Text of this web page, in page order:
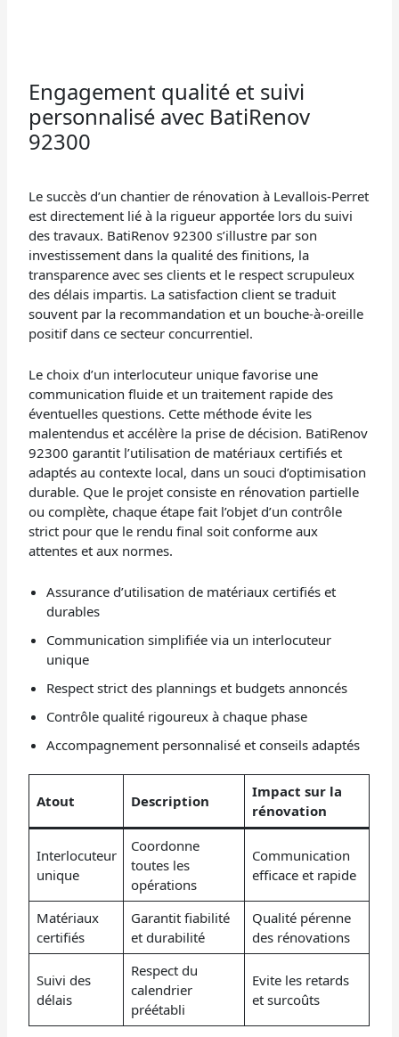
Engagement qualité et suivi
personnalisé avec BatiRenov
92300
Le succès d’un chantier de rénovation à Levallois-Perret
est directement lié à la rigueur apportée lors du suivi
des travaux. BatiRenov 92300 s’illustre par son
investissement dans la qualité des finitions, la
transparence avec ses clients et le respect scrupuleux
des délais impartis. La satisfaction client se traduit
souvent par la recommandation et un bouche-à-oreille
positif dans ce secteur concurrentiel.
Le choix d’un interlocuteur unique favorise une
communication fluide et un traitement rapide des
éventuelles questions. Cette méthode évite les
malentendus et accélère la prise de décision. BatiRenov
92300 garantit l’utilisation de matériaux certifiés et
adaptés au contexte local, dans un souci d’optimisation
durable. Que le projet consiste en rénovation partielle
ou complète, chaque étape fait l’objet d’un contrôle
strict pour que le rendu final soit conforme aux
attentes et aux normes.
Assurance d’utilisation de matériaux certifiés et
durables
Communication simplifiée via un interlocuteur
unique
Respect strict des plannings et budgets annoncés
Contrôle qualité rigoureux à chaque phase
Accompagnement personnalisé et conseils adaptés
Atout Description
Impact sur la
rénovation
Interlocuteur
unique
Coordonne
toutes les
opérations
Communication
efficace et rapide
Matériaux
certifiés
Garantit fiabilité
et durabilité
Qualité pérenne
des rénovations
Suivi des
délais
Respect du
calendrier
préétabli
Evite les retards
et surcoûts